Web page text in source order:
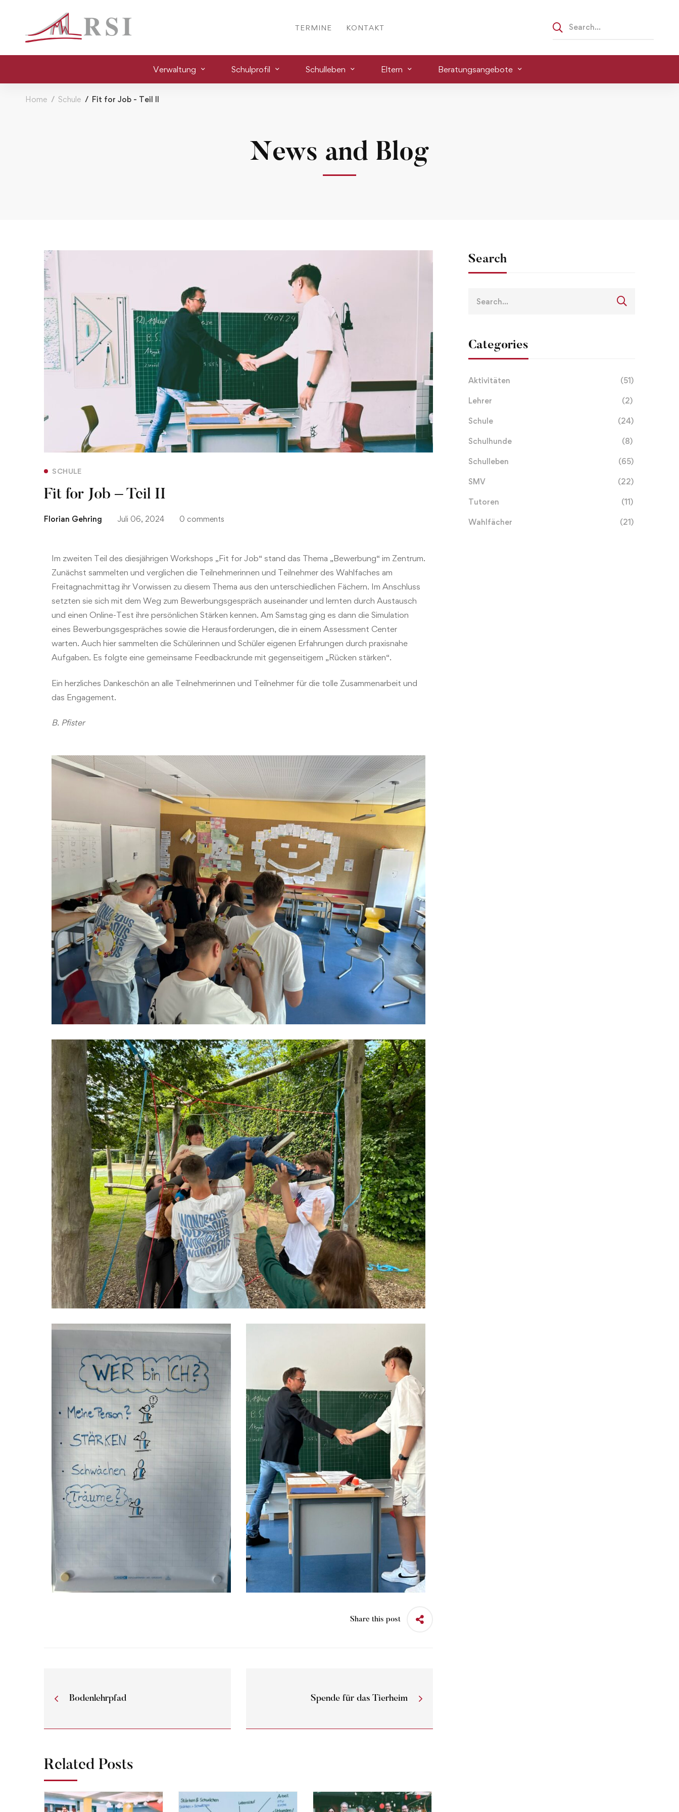
TERMINE KONTAKT
Verwaltung Schulprofil Schulleben Eltern Beratungsangebote
Home Schule Fit for Job - Teil II
News and Blog
SCHULE
Fit for Job – Teil II
Florian Gehring Juli 06, 2024 0 comments
Im zweiten Teil des diesjährigen Workshops „Fit for Job“ stand das Thema „Bewerbung“ im Zentrum.
Zunächst sammelten und verglichen die Teilnehmerinnen und Teilnehmer des Wahlfaches am
Freitagnachmittag ihr Vorwissen zu diesem Thema aus den unterschiedlichen Fächern. Im Anschluss
setzten sie sich mit dem Weg zum Bewerbungsgespräch auseinander und lernten durch Austausch
und einen Online-Test ihre persönlichen Stärken kennen. Am Samstag ging es dann die Simulation
eines Bewerbungsgespräches sowie die Herausforderungen, die in einem Assessment Center
warten. Auch hier sammelten die Schülerinnen und Schüler eigenen Erfahrungen durch praxisnahe
Aufgaben. Es folgte eine gemeinsame Feedbackrunde mit gegenseitigem „Rücken stärken“.
Ein herzliches Dankeschön an alle Teilnehmerinnen und Teilnehmer für die tolle Zusammenarbeit und
das Engagement.
B. Pfister
Share this post
Bodenlehrpfad Spende für das Tierheim
Related Posts
Search
Categories
Aktivitäten (51)
Lehrer (2)
Schule (24)
Schulhunde (8)
Schulleben (65)
SMV (22)
Tutoren (11)
Wahlfächer (21)